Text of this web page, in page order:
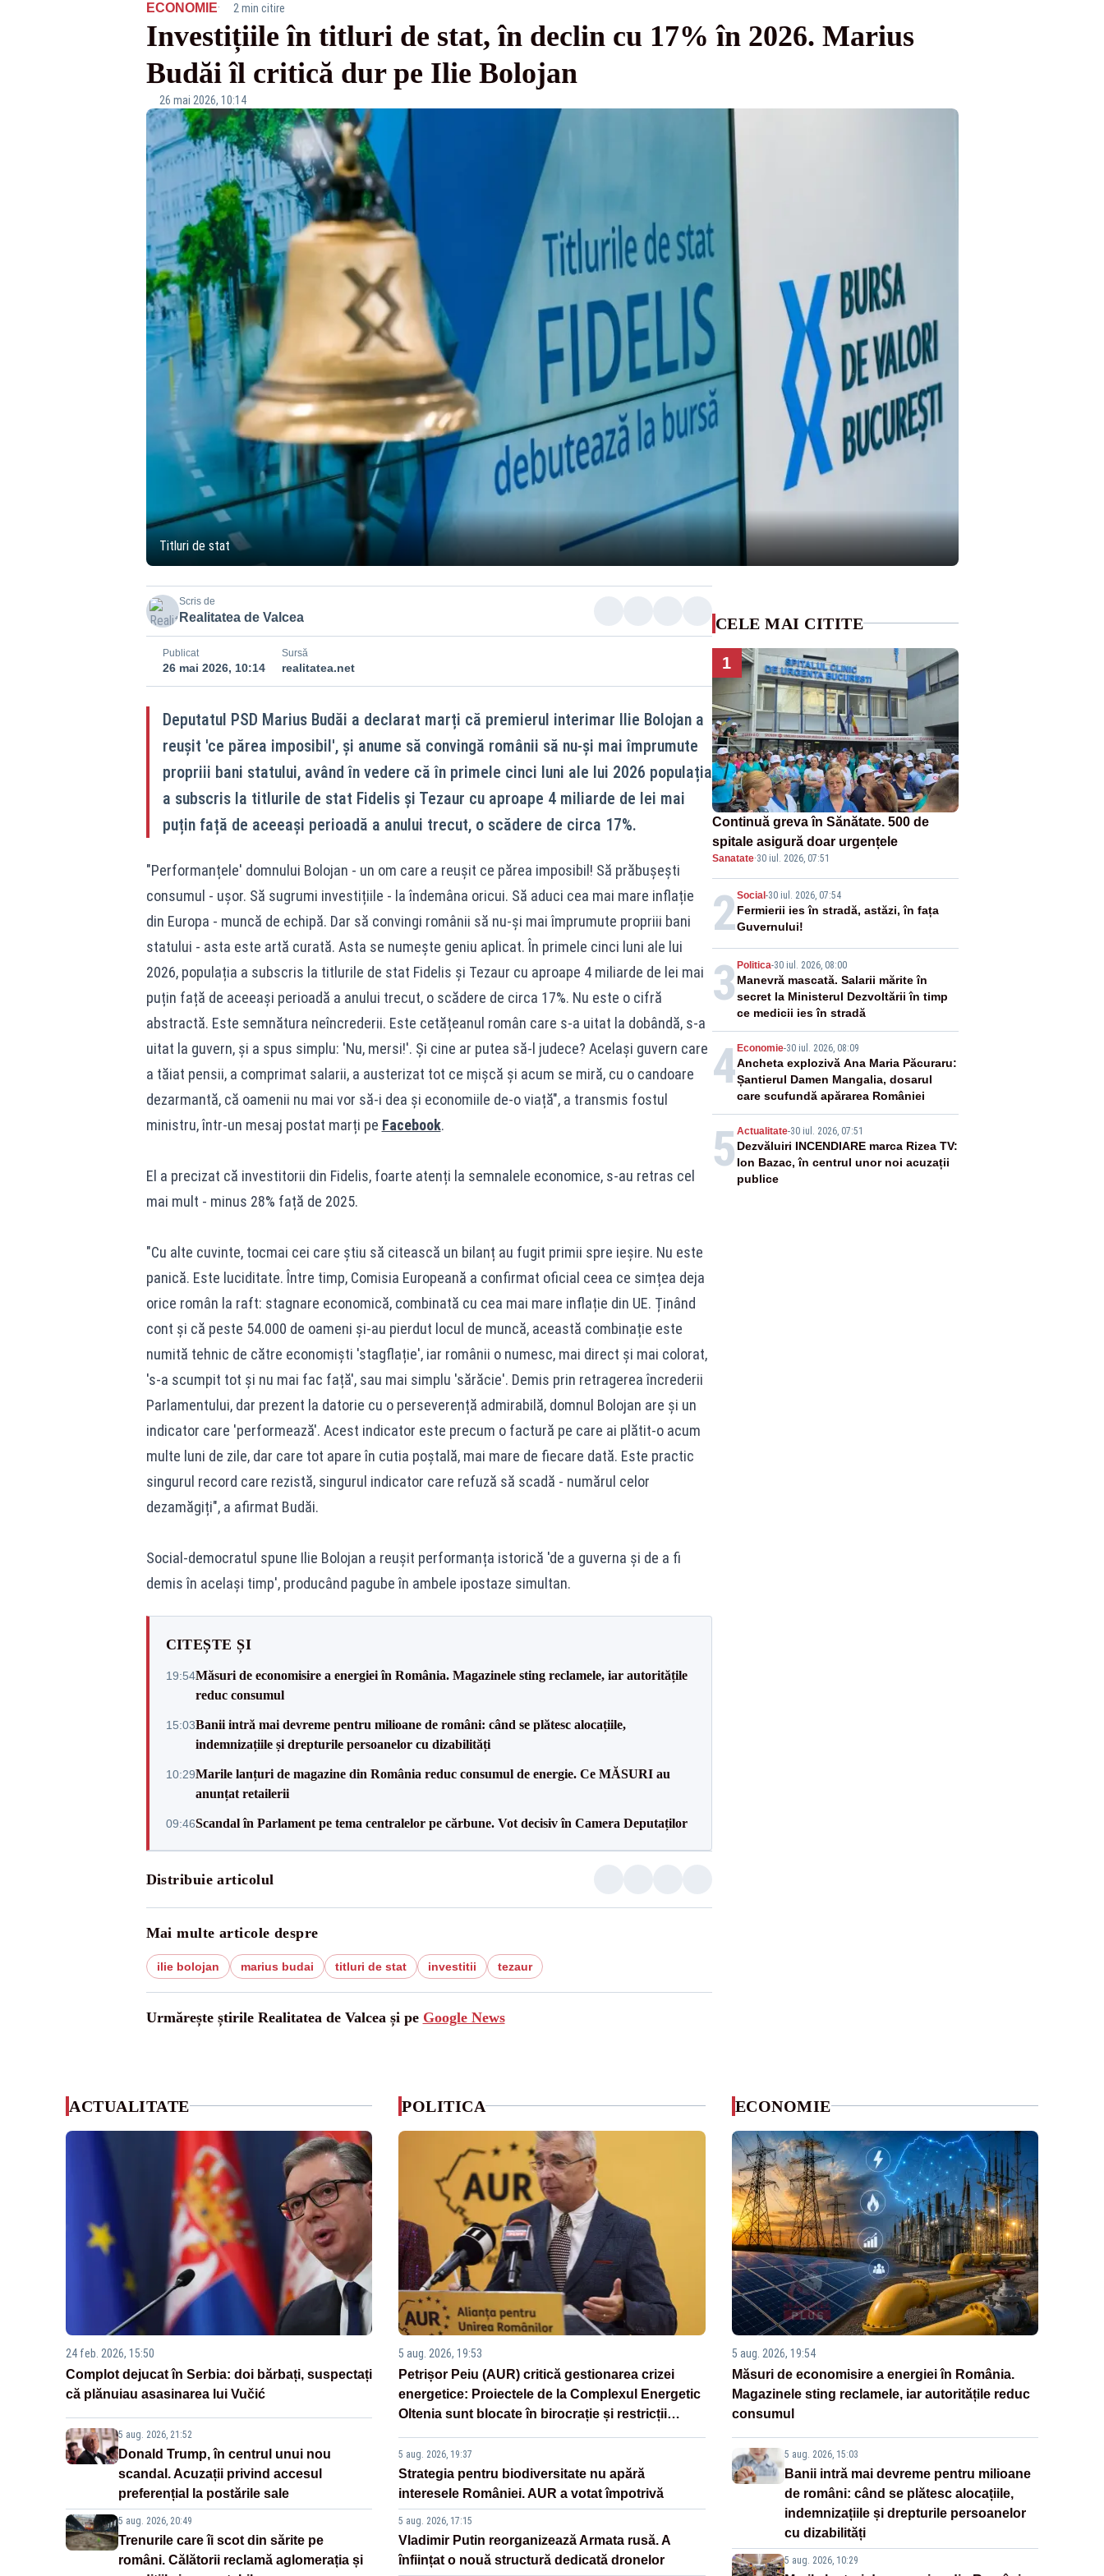
ECONOMIE· 2 min citire
Investițiile în titluri de stat, în declin cu 17% în 2026. Marius
Budăi îl critică dur pe Ilie Bolojan
26 mai 2026, 10:14
Titluri de stat
Scris de
Realitatea de Valcea
Publicat
26 mai 2026, 10:14
Sursă
realitatea.net
Deputatul PSD Marius Budăi a declarat marți că premierul interimar Ilie Bolojan a
reușit 'ce părea imposibil', și anume să convingă românii să nu-și mai împrumute
propriii bani statului, având în vedere că în primele cinci luni ale lui 2026 populația
a subscris la titlurile de stat Fidelis și Tezaur cu aproape 4 miliarde de lei mai
puțin față de aceeași perioadă a anului trecut, o scădere de circa 17%.
"Performanțele' domnului Bolojan - un om care a reușit ce părea imposibil! Să prăbușești
consumul - ușor. Să sugrumi investițiile - la îndemâna oricui. Să aduci cea mai mare inflație
din Europa - muncă de echipă. Dar să convingi românii să nu-și mai împrumute propriii bani
statului - asta este artă curată. Asta se numește geniu aplicat. În primele cinci luni ale lui
2026, populația a subscris la titlurile de stat Fidelis și Tezaur cu aproape 4 miliarde de lei mai
puțin față de aceeași perioadă a anului trecut, o scădere de circa 17%. Nu este o cifră
abstractă. Este semnătura neîncrederii. Este cetățeanul român care s-a uitat la dobândă, s-a
uitat la guvern, și a spus simplu: 'Nu, mersi!'. Și cine ar putea să-l judece? Același guvern care
a tăiat pensii, a comprimat salarii, a austerizat tot ce mișcă și acum se miră, cu o candoare
dezarmantă, că oamenii nu mai vor să-i dea și economiile de-o viață", a transmis fostul
ministru, într-un mesaj postat marți pe Facebook.
El a precizat că investitorii din Fidelis, foarte atenți la semnalele economice, s-au retras cel
mai mult - minus 28% față de 2025.
"Cu alte cuvinte, tocmai cei care știu să citească un bilanț au fugit primii spre ieșire. Nu este
panică. Este luciditate. Între timp, Comisia Europeană a confirmat oficial ceea ce simțea deja
orice român la raft: stagnare economică, combinată cu cea mai mare inflație din UE. Ținând
cont și că peste 54.000 de oameni și-au pierdut locul de muncă, această combinație este
numită tehnic de către economiști 'stagflație', iar românii o numesc, mai direct și mai colorat,
's-a scumpit tot și nu mai fac față', sau mai simplu 'sărăcie'. Demis prin retragerea încrederii
Parlamentului, dar prezent la datorie cu o perseverență admirabilă, domnul Bolojan are și un
indicator care 'performează'. Acest indicator este precum o factură pe care ai plătit-o acum
multe luni de zile, dar care tot apare în cutia poștală, mai mare de fiecare dată. Este practic
singurul record care rezistă, singurul indicator care refuză să scadă - numărul celor
dezamăgiți", a afirmat Budăi.
Social-democratul spune Ilie Bolojan a reușit performanța istorică 'de a guverna și de a fi
demis în același timp', producând pagube în ambele ipostaze simultan.
CITEȘTE ȘI
19:54Măsuri de economisire a energiei în România. Magazinele sting reclamele, iar autoritățile
reduc consumul
15:03Banii intră mai devreme pentru milioane de români: când se plătesc alocațiile,
indemnizațiile și drepturile persoanelor cu dizabilități
10:29Marile lanțuri de magazine din România reduc consumul de energie. Ce MĂSURI au
anunțat retailerii
09:46Scandal în Parlament pe tema centralelor pe cărbune. Vot decisiv în Camera Deputaților
Distribuie articolul
Mai multe articole despre
ilie bolojan marius budai titluri de stat investitii tezaur
Urmărește știrile Realitatea de Valcea și pe Google News
CELE MAI CITITE
1
Continuă greva în Sănătate. 500 de
spitale asigură doar urgențele
Sanatate·30 iul. 2026, 07:51
2Social-30 iul. 2026, 07:54
Fermierii ies în stradă, astăzi, în fața
Guvernului!
3 Politica-30 iul. 2026, 08:00
Manevră mascată. Salarii mărite în
secret la Ministerul Dezvoltării în timp
ce medicii ies în stradă
4Economie-30 iul. 2026, 08:09
Ancheta explozivă Ana Maria Păcuraru:
Șantierul Damen Mangalia, dosarul
care scufundă apărarea României
5 Actualitate-30 iul. 2026, 07:51
Dezvăluiri INCENDIARE marca Rizea TV:
Ion Bazac, în centrul unor noi acuzații
publice
ACTUALITATE
24 feb. 2026, 15:50
Complot dejucat în Serbia: doi bărbați, suspectați
că plănuiau asasinarea lui Vučić
5 aug. 2026, 21:52
Donald Trump, în centrul unui nou
scandal. Acuzații privind accesul
preferențial la postările sale
5 aug. 2026, 20:49
Trenurile care îi scot din sărite pe
români. Călătorii reclamă aglomerația și
POLITICA
5 aug. 2026, 19:53
Petrișor Peiu (AUR) critică gestionarea crizei
energetice: Proiectele de la Complexul Energetic
Oltenia sunt blocate în birocrație și restricții
5 aug. 2026, 19:37
Strategia pentru biodiversitate nu apără
interesele României. AUR a votat împotrivă
5 aug. 2026, 17:15
Vladimir Putin reorganizează Armata rusă. A
înființat o nouă structură dedicată dronelor
ECONOMIE
5 aug. 2026, 19:54
Măsuri de economisire a energiei în România.
Magazinele sting reclamele, iar autoritățile reduc
consumul
5 aug. 2026, 15:03
Banii intră mai devreme pentru milioane
de români: când se plătesc alocațiile,
indemnizațiile și drepturile persoanelor
cu dizabilități
5 aug. 2026, 10:29